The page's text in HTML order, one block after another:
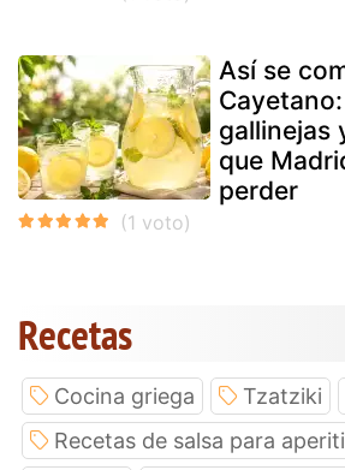
Así se
gallinejas
que
perder
Recetas
Cocina griega Tzatziki
Recetas de salsa para